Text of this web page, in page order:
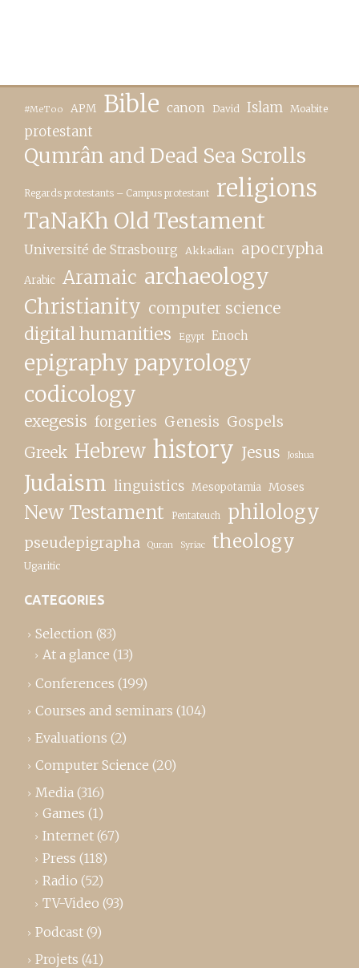
#MeToo APM Bible canon David Islam Moabite
protestant
Qumrân and Dead Sea Scrolls
Regards protestants – Campus protestant religions
TaNaKh Old Testament
Université de Strasbourg Akkadian apocrypha
Arabic Aramaic archaeology
Christianity computer science
digital humanities Egypt Enoch
epigraphy papyrology
codicology
exegesis forgeries Genesis Gospels
Greek Hebrew history Jesus Joshua
Judaism linguistics Mesopotamia Moses
New Testament Pentateuch philology
pseudepigrapha Quran Syriac theology
Ugaritic
CATEGORIES
Selection (83)
At a glance (13)
Conferences (199)
Courses and seminars (104)
Evaluations (2)
Computer Science (20)
Media (316)
Games (1)
Internet (67)
Press (118)
Radio (52)
TV-Video (93)
Podcast (9)
Projets (41)